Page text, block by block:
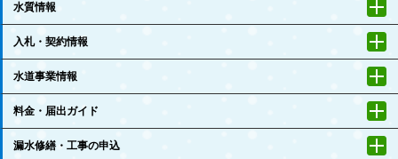
水質情報
入札・契約情報
水道事業情報
料金・届出ガイド
漏水修繕・工事の申込